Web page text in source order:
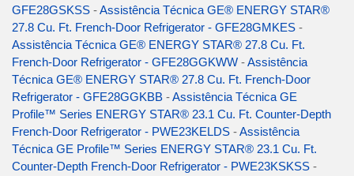
GFE28GSKSS -Assistência Técnica GE® ENERGY STAR®
27.8 Cu. Ft. French-Door Refrigerator - GFE28GMKES -
Assistência Técnica GE® ENERGY STAR® 27.8 Cu. Ft.
French-Door Refrigerator - GFE28GGKWW -Assistência
Técnica GE® ENERGY STAR® 27.8 Cu. Ft. French-Door
Refrigerator - GFE28GGKBB -Assistência Técnica GE
Profile™ Series ENERGY STAR® 23.1 Cu. Ft. Counter-Depth
French-Door Refrigerator - PWE23KELDS -Assistência
Técnica GE Profile™ Series ENERGY STAR® 23.1 Cu. Ft.
Counter-Depth French-Door Refrigerator - PWE23KSKSS -